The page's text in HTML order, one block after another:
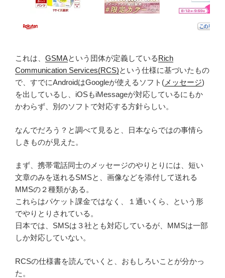
これは、 GSMAという団体が定義しているRich
Communication Services(RCS)という仕様に基づいたもの
で、すでにAndroidはGoogleが使えるソフト( メッセージ)
を出しているし、iOSもiMessageが対応しているにもか
かわらず、別のソフトで対応する方針らしい。
なんでだろう？と調べて見ると、日本ならではの事情ら
しきものが見えた。
まず、携帯電話同士のメッセージのやりとりには、短い
文章のみを送れるSMSと、画像などを添付して送れる
MMSの２種類がある。
これらはパケット課金ではなく、１通いくら、という形
でやりとりされている。
日本では、SMSは３社とも対応しているが、MMSは一部
しか対応していない。
RCSの仕様書を読んでいくと、おもしろいことが分かっ
た。